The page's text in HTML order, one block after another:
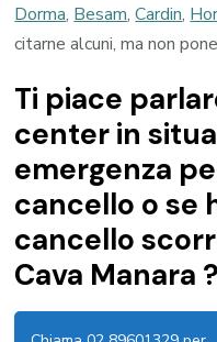
Dorma, Besam,Cardin,
citarne alcuni, ma non
Ti piace
center in
emergenza
cancello o se
cancello
Cava Manara